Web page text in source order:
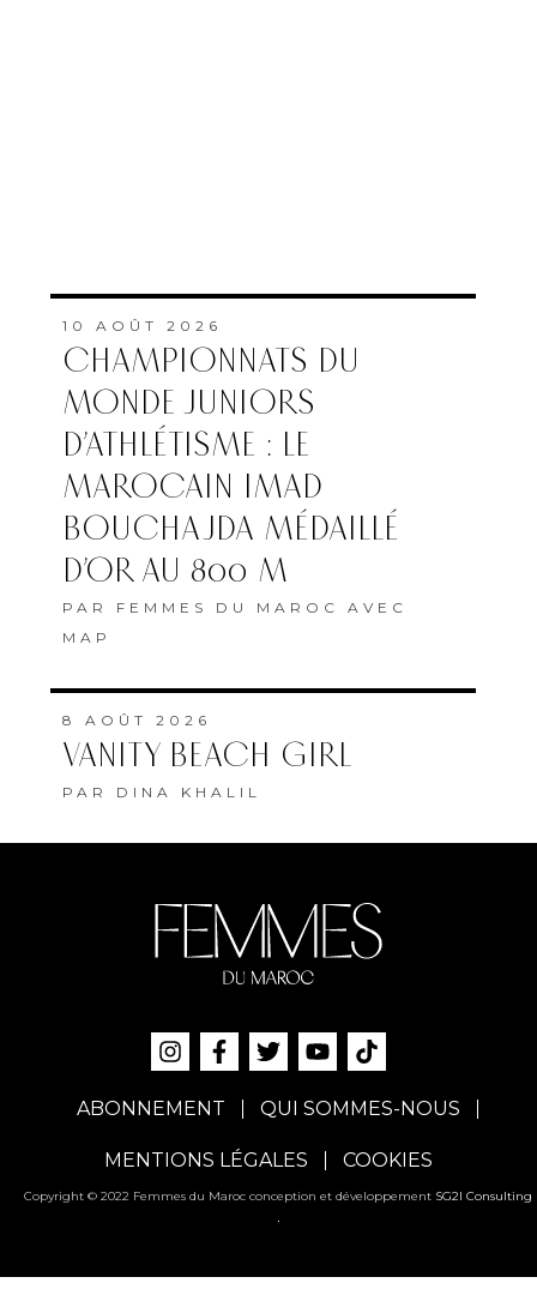
10 AOÛT 2026
CHAMPIONNATS DU
MONDE JUNIORS
D’ATHLÉTISME : LE
MAROCAIN IMAD
BOUCHAJDA MÉDAILLÉ
D’OR AU 800 M
PAR FEMMES DU MAROC AVEC
MAP
8 AOÛT 2026
VANITY BEACH GIRL
PAR DINA KHALIL
ABONNEMENT QUI SOMMES-NOUS
MENTIONS LÉGALES COOKIES
Copyright © 2022 Femmes du Maroc conception et développement SG2I Consulting